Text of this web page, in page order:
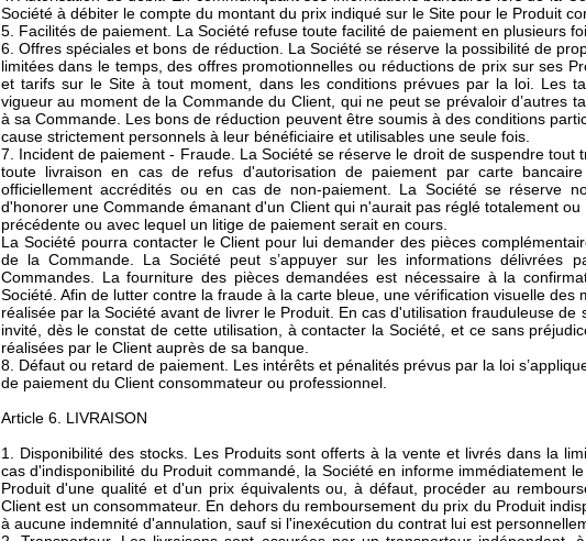
Société à débiter le compte du montant du prix indiqué sur le Site pour le Produit
5. Facilités de paiement. La Société refuse toute facilité de paiement en plusieurs
6. Offres spéciales et bons de réduction. La Société se réserve la possibilité de
limitées dans le temps, des offres promotionnelles ou réductions de prix sur ses
et tarifs sur le Site à tout moment, dans les conditions prévues par la loi. Les
vigueur au moment de la Commande du Client, qui ne peut se prévaloir d’autres
à sa Commande. Les bons de réduction peuvent être soumis à des conditions
cause strictement personnels à leur bénéficiaire et utilisables une seule fois.
7. Incident de paiement - Fraude. La Société se réserve le droit de suspendre tout
toute livraison en cas de refus d'autorisation de paiement par carte
officiellement accrédités ou en cas de non-paiement. La Société se réserve
d'honorer une Commande émanant d'un Client qui n'aurait pas réglé totalement
précédente ou avec lequel un litige de paiement serait en cours.
La Société pourra contacter le Client pour lui demander des pièces
de la Commande. La Société peut s’appuyer sur les informations délivrées
Commandes. La fourniture des pièces demandées est nécessaire à la
Société. Afin de lutter contre la fraude à la carte bleue, une vérification visuelle des
réalisée par la Société avant de livrer le Produit. En cas d'utilisation frauduleuse de
invité, dès le constat de cette utilisation, à contacter la Société, et ce sans
réalisées par le Client auprès de sa banque.
8. Défaut ou retard de paiement. Les intérêts et pénalités prévus par la loi
de paiement du Client consommateur ou professionnel.
Article 6. LIVRAISON
1. Disponibilité des stocks. Les Produits sont offerts à la vente et livrés dans la
cas d'indisponibilité du Produit commandé, la Société en informe immédiatement
Produit d'une qualité et d'un prix équivalents ou, à défaut, procéder au
Client est un consommateur. En dehors du remboursement du prix du Produit
à aucune indemnité d'annulation, sauf si l'inexécution du contrat lui est